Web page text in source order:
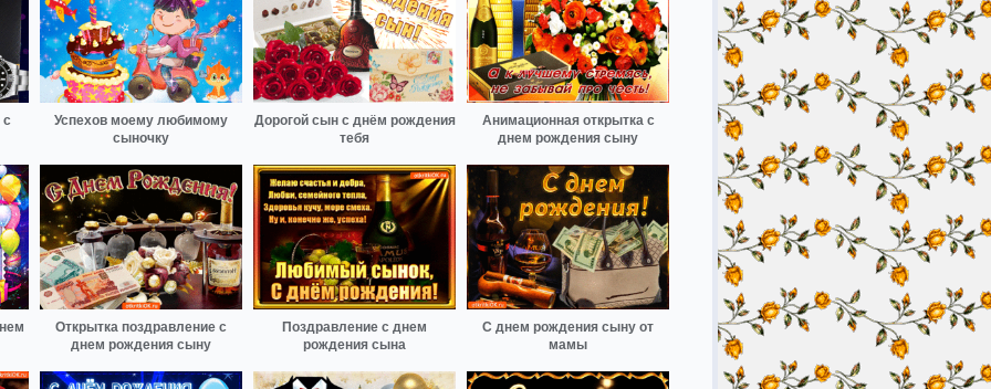
Успехов моему любимому
сыночку
Дорогой сын с днём рождения
тебя
Анимационная открытка с
днем рождения сыну
Открытка поздравление с
днем рождения сыну
Поздравление с днем
рождения сына
С днем рождения сыну от
мамы